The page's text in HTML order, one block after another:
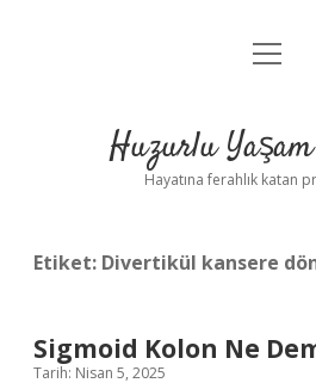
Anasayfa
Yasal Uyarı
menüyü
Huzurlu
Hayatına ferahlık katan
Etiket: Divertikül kansere
Sigmoid Kolon Ne
Tarih: Nisan 5, 2025